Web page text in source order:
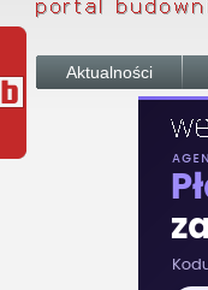
Aktualności